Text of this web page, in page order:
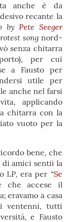
anche è da
recante la
by Pete Seeger
songnord-
senza chitarra
per cui
a Fausto per
utile per
anche nel farsi
applicando
chitarra con la
vuoto per la
bene, che
di amici sentii la
LP, era per “Se
che accese il
eravamo a casa
ventenni, tutti
e Fausto